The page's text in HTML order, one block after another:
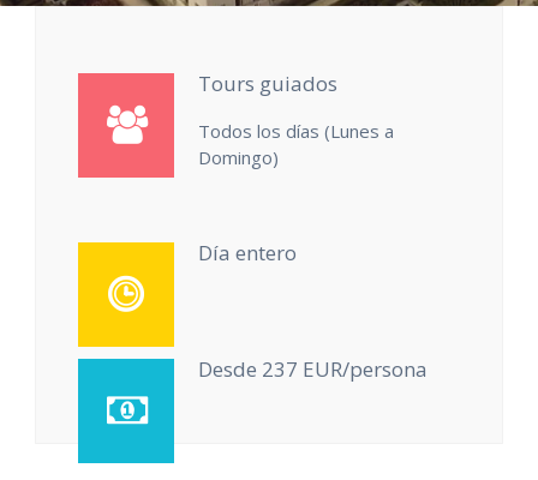
Tours guiados
Todos los días (Lunes a
Domingo)
Día entero
Desde 237 EUR/persona